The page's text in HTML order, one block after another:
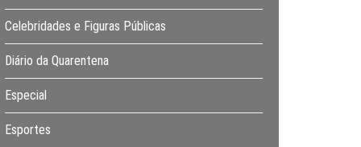
Celebridades e Figuras Públicas
Diário da Quarentena
Especial
Esportes